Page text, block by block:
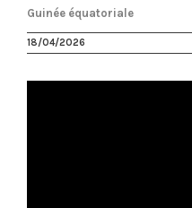
Guinée équatoriale
18/04/2026